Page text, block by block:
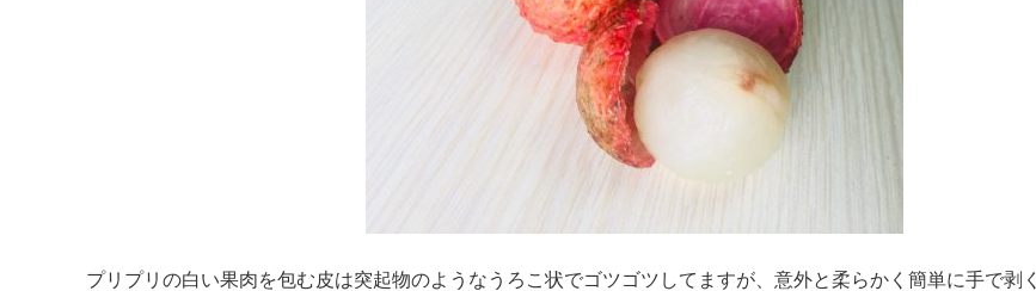
プリプリの白い果肉を包む皮は突起物のようなうろこ状でゴツゴツしてますが、意外と柔らかく簡単に手で剥